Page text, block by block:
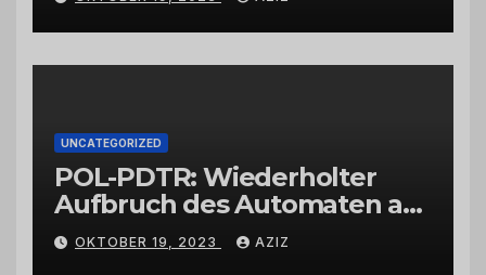
UNCATEGORIZED
POL-PDTR: Wiederholter
Aufbruch des Automaten am
Wohnmobilstellplatz in
Hermeskeil am Labachweg
OKTOBER 19, 2023 AZIZ